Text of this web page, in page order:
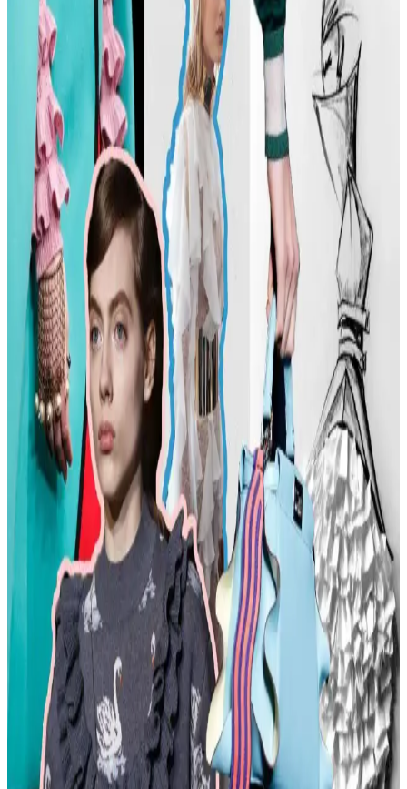
Carolyn Bessette Kennedy'nin 90'lar minimalizmini yansıtan stili,
fiziksel özelliklere dayalı popülerliği ve aşırı yüceltilmesiyle
tartışılıyor. Günümüzde moda daha fazla bireysellik ve çeşitlilik
arıyor.
Günlük Moda Soruları ve Stil Önerileri: Vücut
Tipine Uygun Kombinasyonlar ve Ayakkabı Seçimi
Moda ve stil, kişisel tercihlere göre şekillenir. Vücut tipine uygun
kıyafet seçimi, günlük kombin önerileri ve rahat ayakkabı
markalarıyla şıklığı yakalayın. İkinci el lüks ürün alımında dikkat
edilmesi gerekenler burada.
Kadın Modasında Beden Tipi, Sürdürülebilirlik ve
Mevsime Uygun Stil Önerileri
Kadın modasında beden tipine uygun kıyafet seçimi, sürdürülebilir
markalar ve mevsimsel kombin önerileri ele alınmaktadır. Estetik ve
konforu birleştiren pratik stil yaklaşımları sunulmaktadır.
Kadın Moda Tavsiyeleri: Günlük Stil Önerileri,
Vücut Şekline Uygun Giysiler ve Kombin İpuçları
Kadın modasında renk uyumu, vücut şekline uygun giysiler, rahat
ayakkabılar ve aksesuar seçimi gibi konularda pratik öneriler
sunulmaktadır. Stil ikonlarından ilham alınarak sürdürülebilir moda
tercihleri vurgulanıyor.
Kemer Tokalarının Moda ve Kültürel Anlamları:
Şehir ve Kırsal Alanlarda Algı Farkları
Kemer tokaları, kırsal ve şehir kültürlerinde farklı anlamlar taşır.
Kırsal bölgelerde başarı simgesi olan büyük tokalar, şehirlerde sade
ve uyumlu tasarımlarla tercih edilir. Stil ve özgüven belirleyicidir.
Moda Mikrotrendleri: Geçmişten Günümüze Sevilen
ve Hâlâ Tercih Edilen Parçalar
Moda mikrotrendleri genellikle kısa ömürlü olsa da bazı parçalar,
nostalji ve kişisel stil nedeniyle uzun yıllar tercih edilmeye devam
ediyor. Bu yazı, Reddit deneyimleriyle bu trendleri inceliyor.
Kavisli Vücut Tipleri İçin Doğru Kumaş ve
Kesimlerle Yapısal Moda Rehberi